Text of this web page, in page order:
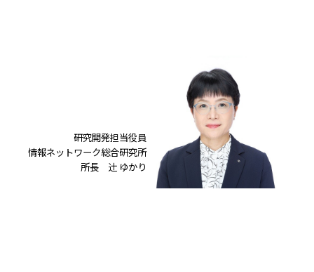
研究開発担当役員
情報ネットワーク総合研究所
所長 辻󠄀 ゆかり